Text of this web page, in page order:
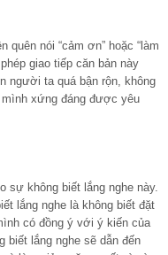
nói “cảm ơn” hoặc “làm
giao tiếp căn bản này
người ta quá bận rộn, không
xứng đáng được yêu
sự không biết lắng nghe này.
lắng nghe là không biết đặt
có đồng ý với ý kiến của
biết lắng nghe sẽ dẫn đến